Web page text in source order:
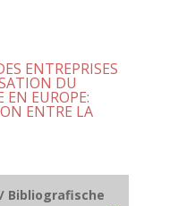
ENTREPRISES
DU
EN EUROPE:
ENTRE LA
Bibliografische